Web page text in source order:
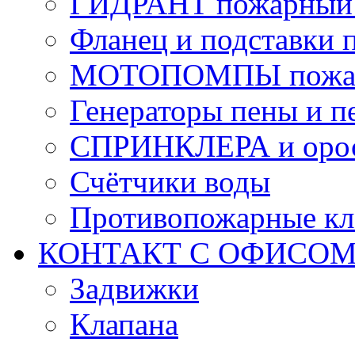
Фланец и подставки
МОТОПОМПЫ
Генераторы пены и
СПРИНКЛЕРА и
Счётчики воды
Противопожарные
КОНТАКТ С ОФИСОМ
Задвижки
Клапана